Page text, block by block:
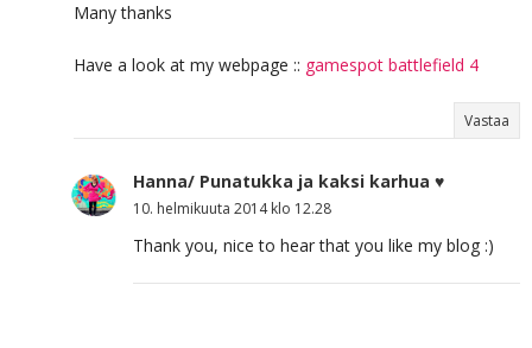
Many thanks
Have a look at my webpage :: gamespot battlefield 4
Vastaa
Hanna/ Punatukka ja kaksi karhua ♥
10. helmikuuta 2014 klo 12.28
Thank you, nice to hear that you like my blog :)